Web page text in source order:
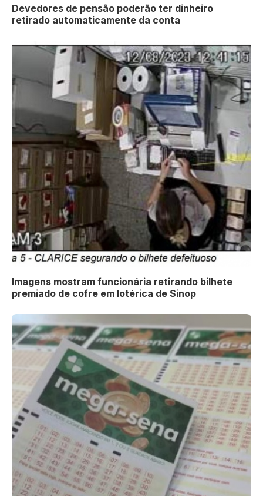
Devedores de pensão poderão ter dinheiro
retirado automaticamente da conta
Imagens mostram funcionária retirando bilhete
premiado de cofre em lotérica de Sinop